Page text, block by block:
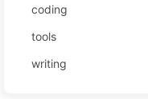
coding
tools
writing